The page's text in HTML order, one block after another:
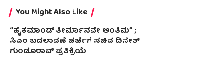
You Might Also Like
“ಹೈಕಮಾಂಡ್ ತೀರ್ಮಾನವೇ ಅಂತಿಮ” ;
ಸಿಎಂ ಬದಲಾವಣೆ ಚರ್ಚೆಗೆ ಸಚಿವ ದಿನೇಶ್
ಗುಂಡೂರಾವ್ ಪ್ರತಿಕ್ರಿಯೆ